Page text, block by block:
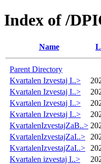
Index of /
Name
Parent Directory
Kvartalen Izvestaj I..>
Kvartalen Izvestaj I..>
Kvartalen Izvestaj I..>
Kvartalen Izvestaj I..>
KvartalenIzvestajZaB..>
KvartalenIzvestajZaI..>
KvartalenIzvestajZaI..>
Kvartalen izvestaj I..>